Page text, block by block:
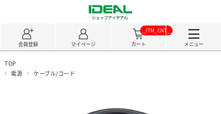
会員登録 マイページ カート
__ITM_CNT__
メニュー
TOP
電源
ケーブル/コード